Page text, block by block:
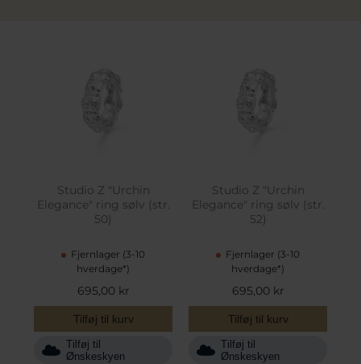
Studio Z "Urchin
Elegance" ring sølv (str.
50)
Fjernlager (3-10
hverdage*)
695,00 kr
Tilføj til kurv
Tilføj til
Ønskeskyen
Studio Z "Urchin
Elegance" ring sølv (str.
52)
Fjernlager (3-10
hverdage*)
695,00 kr
Tilføj til kurv
Tilføj til
Ønskeskyen